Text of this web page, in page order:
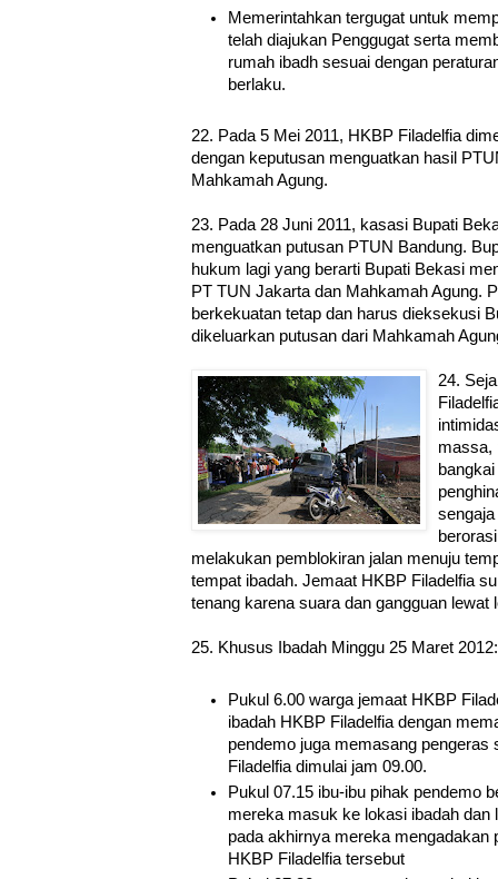
Memerintahkan tergugat untuk
telah diajukan Penggugat serta
rumah ibadh sesuai dengan
berlaku.
22. Pada 5 Mei 2011, HKBP Filadelfia
dengan keputusan menguatkan hasil
Mahkamah Agung.
23. Pada 28 Juni 2011, kasasi Bupati
menguatkan putusan PTUN Bandung.
hukum lagi yang berarti Bupati Bekasi
PT TUN Jakarta dan Mahkamah Agung.
berkekuatan tetap dan harus dieksekusi
dikeluarkan putusan dari Mahkamah
24.
massa,
melakukan pemblokiran jalan menuju
tempat ibadah. Jemaat HKBP Filadelfia
tenang karena suara dan gangguan
25. Khusus Ibadah Minggu 25 Maret 2012:
Pukul 6.00 warga jemaat HKBP
ibadah HKBP Filadelfia dengan
pendemo juga memasang pengeras
Filadelfia dimulai jam 09.00.
Pukul 07.15 ibu-ibu pihak pendemo
mereka masuk ke lokasi ibadah dan
pada akhirnya mereka mengadakan
HKBP Filadelfia tersebut